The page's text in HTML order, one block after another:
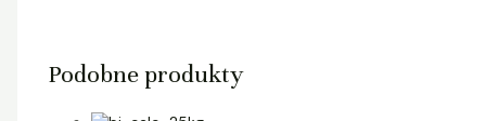
Podobne produkty